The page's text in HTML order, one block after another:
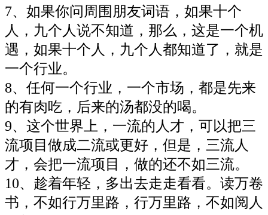
7、如果你问周围朋友词语，如果十个
人，九个人说不知道，那么，这是一个机
遇，如果十个人，九个人都知道了，就是
一个行业。
8、任何一个行业，一个市场，都是先来
的有肉吃，后来的汤都没的喝。
9、这个世界上，一流的人才，可以把三
流项目做成二流或更好，但是，三流人
才，会把一流项目，做的还不如三流。
10、趁着年轻，多出去走走看看。读万卷
书，不如行万里路，行万里路，不如阅人